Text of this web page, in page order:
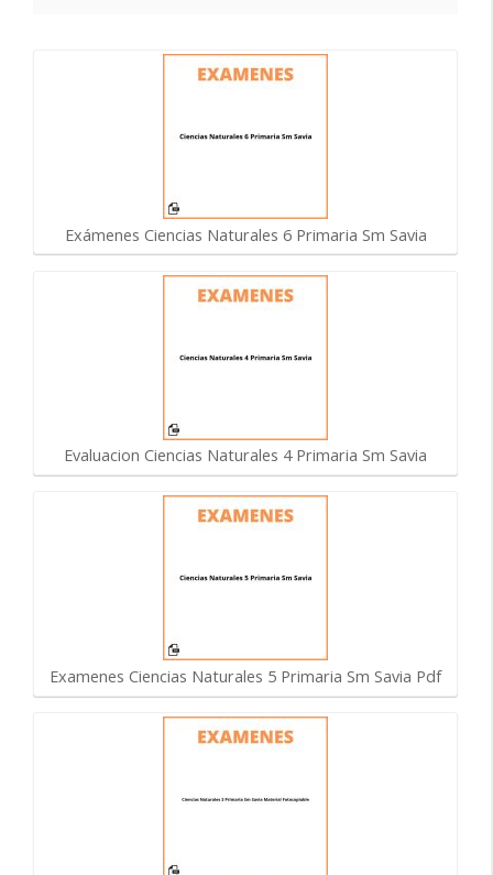
Exámenes Ciencias Naturales 6 Primaria Sm Savia
Evaluacion Ciencias Naturales 4 Primaria Sm Savia
Examenes Ciencias Naturales 5 Primaria Sm Savia Pdf